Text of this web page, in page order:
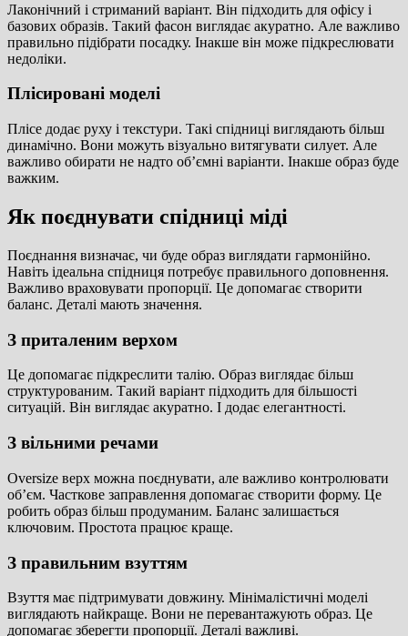
Лаконічний і стриманий варіант. Він підходить для офісу і
базових образів. Такий фасон виглядає акуратно. Але важливо
правильно підібрати посадку. Інакше він може підкреслювати
недоліки.
Плісировані моделі
Плісе додає руху і текстури. Такі спідниці виглядають більш
динамічно. Вони можуть візуально витягувати силует. Але
важливо обирати не надто об’ємні варіанти. Інакше образ буде
важким.
Як поєднувати спідниці міді
Поєднання визначає, чи буде образ виглядати гармонійно.
Навіть ідеальна спідниця потребує правильного доповнення.
Важливо враховувати пропорції. Це допомагає створити
баланс. Деталі мають значення.
З приталеним верхом
Це допомагає підкреслити талію. Образ виглядає більш
структурованим. Такий варіант підходить для більшості
ситуацій. Він виглядає акуратно. І додає елегантності.
З вільними речами
Oversize верх можна поєднувати, але важливо контролювати
об’єм. Часткове заправлення допомагає створити форму. Це
робить образ більш продуманим. Баланс залишається
ключовим. Простота працює краще.
З правильним взуттям
Взуття має підтримувати довжину. Мінімалістичні моделі
виглядають найкраще. Вони не перевантажують образ. Це
допомагає зберегти пропорції. Деталі важливі.